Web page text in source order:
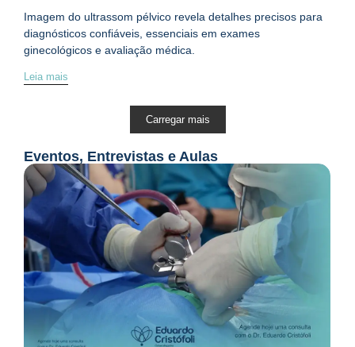
Imagem do ultrassom pélvico revela detalhes precisos para
diagnósticos confiáveis, essenciais em exames
ginecológicos e avaliação médica.
Leia mais
Carregar mais
Eventos, Entrevistas e Aulas